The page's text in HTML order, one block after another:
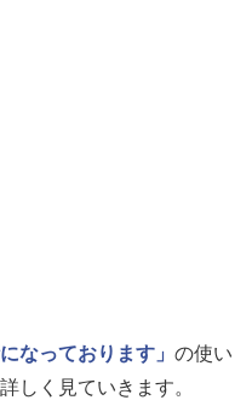
なっております」 の使い
しく見ていきます。